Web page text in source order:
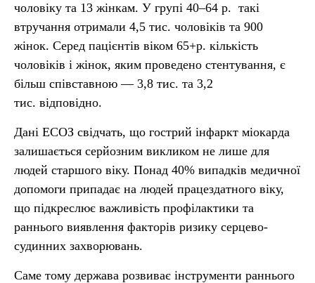
чоловіку та 13 жінкам. У групі 40–64 р. такі
втручання отримали 4,5 тис. чоловіків та 900
жінок. Серед пацієнтів віком 65+р. кількість
чоловіків і жінок, яким проведено стентування, є
більш співставною — 3,8 тис. та 3,2
тис. відповідно.
Дані ЕСОЗ свідчать, що гострий інфаркт міокарда
залишається серйозним викликом не лише для
людей старшого віку. Понад 40% випадків медичної
допомоги припадає на людей працездатного віку,
що підкреслює важливість профілактики та
раннього виявлення факторів ризику серцево-
судинних захворювань.
Саме тому держава розвиває інструменти раннього